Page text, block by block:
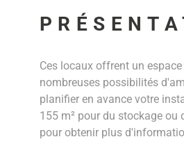
Ces locaux offrent un
nombreuses possibilités
planifier en avance votre
155 m² pour du stockage
pour obtenir plus